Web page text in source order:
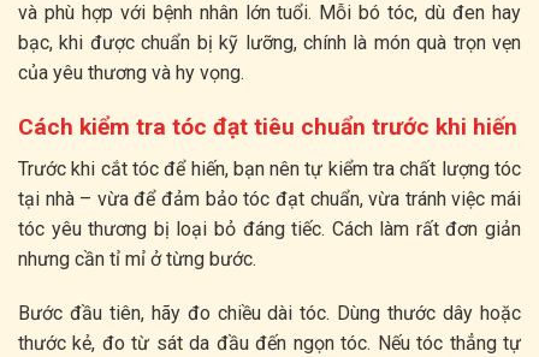
và phù hợp với bệnh nhân lớn tuổi. Mỗi bó tóc, dù đen hay
bạc, khi được chuẩn bị kỹ lưỡng, chính là món quà trọn vẹn
của yêu thương và hy vọng.
Cách kiểm tra tóc đạt tiêu chuẩn trước khi hiến
Trước khi cắt tóc để hiến, bạn nên tự kiểm tra chất lượng tóc
tại nhà – vừa để đảm bảo tóc đạt chuẩn, vừa tránh việc mái
tóc yêu thương bị loại bỏ đáng tiếc. Cách làm rất đơn giản
nhưng cần tỉ mỉ ở từng bước.
Bước đầu tiên, hãy đo chiều dài tóc. Dùng thước dây hoặc
thước kẻ, đo từ sát da đầu đến ngọn tóc. Nếu tóc thẳng tự